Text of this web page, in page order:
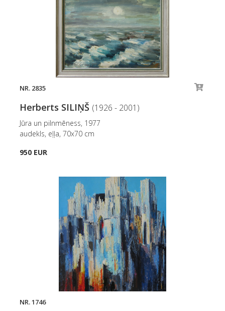
NR. 2835
Herberts SILIŅŠ (1926 - 2001)
Jūra un pilnmēness, 1977
audekls, eļļa, 70x70 cm
950 EUR
NR. 1746